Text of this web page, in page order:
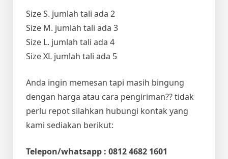
Size S. jumlah tali ada 2
Size M. jumlah tali ada 3
Size L. jumlah tali ada 4
Size XL jumlah tali ada 5
Anda ingin memesan tapi masih bingung
dengan harga atau cara pengiriman?? tidak
perlu repot silahkan hubungi kontak yang
kami sediakan berikut:
Telepon/whatsapp : 0812 4682 1601